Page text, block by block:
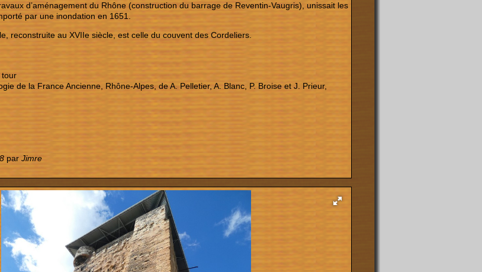
d’aménagement du Rhône (construction du barrage de Reventin-Vaugris), unissait les
par une inondation en 1651.
reconstruite au XVIIe siècle, est celle du couvent des Cordeliers.
tour
de la France Ancienne, Rhône-Alpes, de A. Pelletier, A. Blanc, P. Broise et J. Prieur,
par Jimre